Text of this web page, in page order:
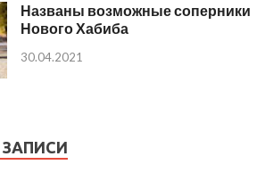
Названы возможные соперники
Нового Хабиба
30.04.2021